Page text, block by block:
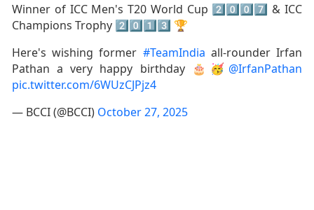
Winner of ICC Men's T20 World Cup 2️⃣0️⃣0️⃣7️⃣ & ICC
Champions Trophy 2️⃣0️⃣1️⃣3️⃣ 🏆
Here's wishing former #TeamIndia all-rounder Irfan
Pathan a very happy birthday 🎂🥳 @IrfanPathan
pic.twitter.com/6WUzCJPjz4
— BCCI (@BCCI) October 27, 2025